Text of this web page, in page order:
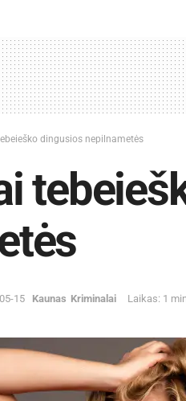
dingusios nepilnametės
15 Kaunas Kriminalai Laikas: 1